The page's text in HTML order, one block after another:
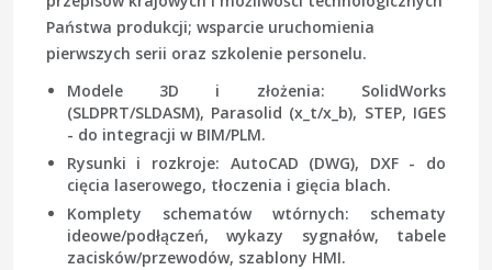
Państwa produkcji; wsparcie uruchomienia
pierwszych serii oraz szkolenie personelu.
Modele 3D i złożenia: SolidWorks
(SLDPRT/SLDASM), Parasolid (x_t/x_b), STEP, IGES
- do integracji w BIM/PLM.
Rysunki i rozkroje: AutoCAD (DWG), DXF- do
cięcia laserowego, tłoczenia i gięcia blach.
Komplety schematów wtórnych: schematy
ideowe/podłączeń, wykazy sygnałów, tabele
zacisków/przewodów, szablony HMI.